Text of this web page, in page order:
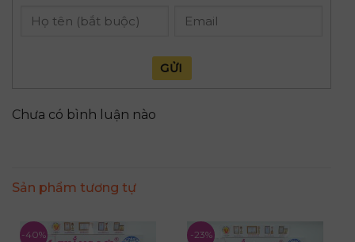
GỬI
Chưa có bình luận nào
Sản phẩm tương tự
-40% -23%